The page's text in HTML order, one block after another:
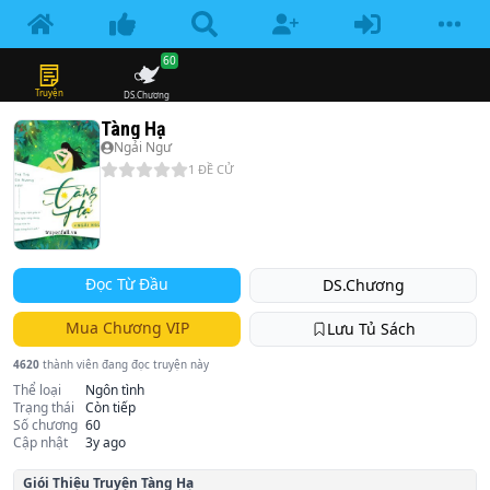
Truyện DS.Chương
60
Tàng Hạ
Ngải Ngư
1 ĐỀ CỬ
Đọc Từ Đầu DS.Chương
Mua Chương VIP Lưu Tủ Sách
4620 thành viên đang đọc truyện này
Thể loại
Ngôn tình
Trạng thái
Còn tiếp
Số chương 60
Cập nhật
3y ago
Giói Thiệu Truyện Tàng Hạ